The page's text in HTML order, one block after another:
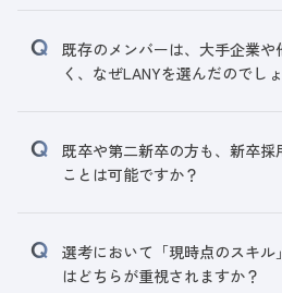
既存のメンバーは、大手企業や
く、なぜLANYを選んだのでし
既卒や第二新卒の方も、新卒採
ことは可能ですか？
選考において「現時点のスキル
はどちらが重視されますか？